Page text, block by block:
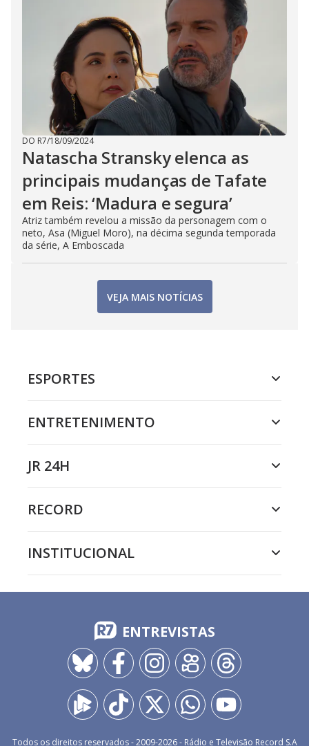
DO R7/18/09/2024
Natascha Stransky elenca as
principais mudanças de Tafate
em Reis: ‘Madura e segura’
Atriz também revelou a missão da personagem com o
neto, Asa (Miguel Moro), na décima segunda temporada
da série, A Emboscada
VEJA MAIS NOTÍCIAS
ESPORTES
ENTRETENIMENTO
JR 24H
RECORD
INSTITUCIONAL
ENTREVISTAS
Todos os direitos reservados - 2009-2026- Rádio e Televisão Record S.A